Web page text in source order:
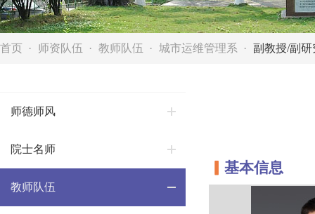
首页 师资队伍 教师队伍 城市运维管理系 副教授/副
师德师风
院士名师
教师队伍
基本信息